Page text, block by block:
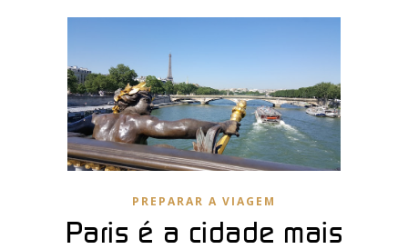
PREPARAR A VIAGEM
Paris é a cidade mais